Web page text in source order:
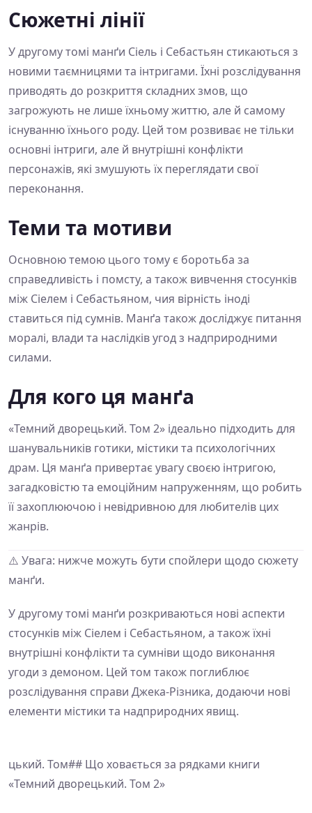
Сюжетні лінії
У другому томі манґи Сіель і Себастьян стикаються з
новими таємницями та інтригами. Їхні розслідування
приводять до розкриття складних змов, що
загрожують не лише їхньому життю, але й самому
існуванню їхнього роду. Цей том розвиває не тільки
основні інтриги, але й внутрішні конфлікти
персонажів, які змушують їх переглядати свої
переконання.
Теми та мотиви
Основною темою цього тому є боротьба за
справедливість і помсту, а також вивчення стосунків
між Сіелем і Себастьяном, чия вірність іноді
ставиться під сумнів. Манґа також досліджує питання
моралі, влади та наслідків угод з надприродними
силами.
Для кого ця манґа
«Темний дворецький. Том 2» ідеально підходить для
шанувальників готики, містики та психологічних
драм. Ця манґа привертає увагу своєю інтригою,
загадковістю та емоційним напруженням, що робить
її захоплюючою і невідривною для любителів цих
жанрів.
⚠️ Увага: нижче можуть бути спойлери щодо сюжету
манґи.
У другому томі манґи розкриваються нові аспекти
стосунків між Сіелем і Себастьяном, а також їхні
внутрішні конфлікти та сумніви щодо виконання
угоди з демоном. Цей том також поглиблює
розслідування справи Джека-Різника, додаючи нові
елементи містики та надприродних явищ.
цький. Том## Що ховається за рядками книги
«Темний дворецький. Том 2»